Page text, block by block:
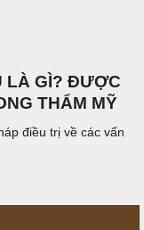
LÀ GÌ? ĐƯỢC
THẨM MỸ
điều trị về các vấn